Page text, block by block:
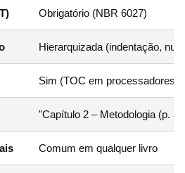
Obrigatório (NBR 6027)
Hierarquizada (indentação,
Sim (TOC em processadores
"Capítulo 2 – Metodologia (p.
Comum em qualquer livro